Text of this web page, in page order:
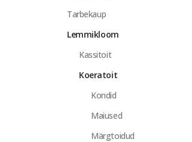
Tarbekaup
Lemmikloom
Kassitoit
Koeratoit
Kondid
Maiused
Märgtoidud